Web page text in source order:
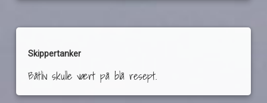
Skippertanker
Båtliv skulle vært på blå resept.